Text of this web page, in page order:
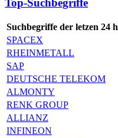
Suchbegriffe der letzen 24 h
SPACEX
RHEINMETALL
SAP
DEUTSCHE TELEKOM
ALMONTY
RENK GROUP
ALLIANZ
INFINEON